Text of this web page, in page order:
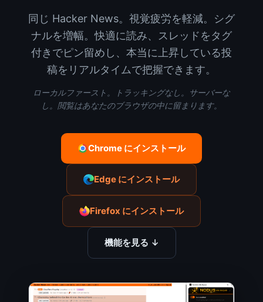
Product Hunt を履歴付きで
Workspace
ブラウザでメモ・書類・ファイル
Recommended tools
同じ Hacker News。視覚疲労を軽減。シグ
ナルを増幅。快適に読み、スレッドをタグ
付きでピン留めし、本当に上昇している投
稿をリアルタイムで把握できます。
ローカルファースト。トラッキングなし。サーバーな
し。閲覧はあなたのブラウザの中に留まります。
Chrome にインストール
Edge にインストール
Firefox にインストール
機能を見る ↓